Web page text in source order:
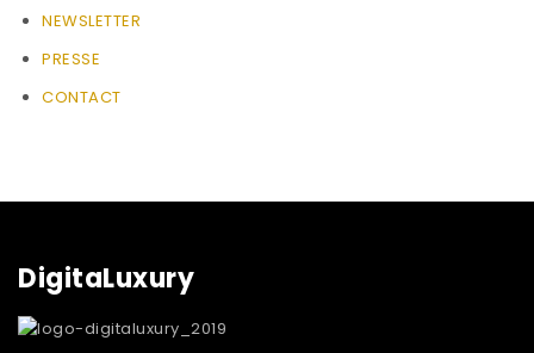
NEWSLETTER
PRESSE
CONTACT
DigitaLuxury